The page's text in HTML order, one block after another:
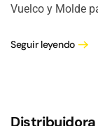
Vuelco y Molde
Seguir leyendo